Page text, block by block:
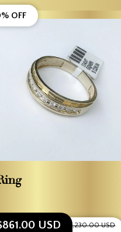
USD $1,230.00 USD
OFF